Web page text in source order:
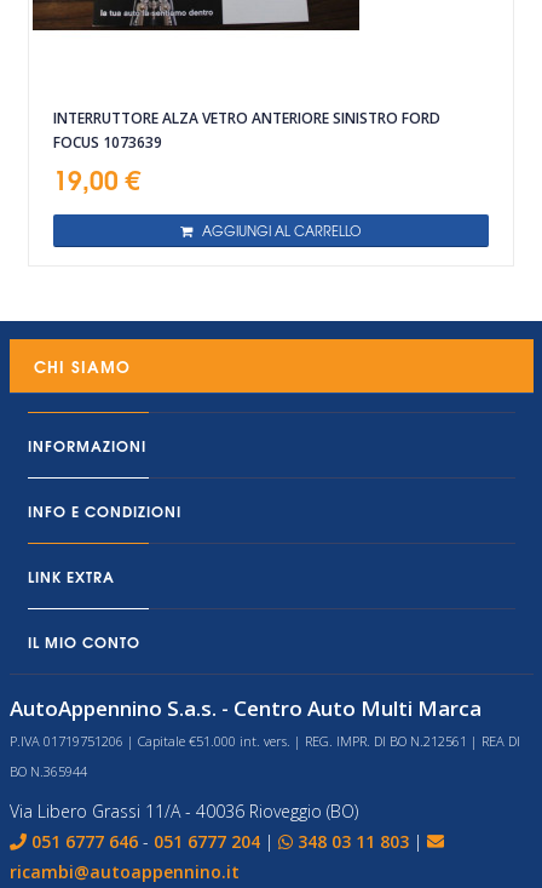
INTERRUTTORE ALZA VETRO ANTERIORE SINISTRO FORD
FOCUS 1073639
19,00 €
AGGIUNGI AL CARRELLO
CHI SIAMO
INFORMAZIONI
INFO E CONDIZIONI
LINK EXTRA
IL MIO CONTO
AutoAppennino S.a.s. - Centro Auto Multi Marca
P.IVA 01719751206 | Capitale €51.000 int. vers. | REG. IMPR. DI BO N.212561 | REA DI
BO N.365944
Via Libero Grassi 11/A - 40036 Rioveggio (BO)
051 6777 646 - 051 6777 204 | 348 03 11 803 |
ricambi@autoappennino.it